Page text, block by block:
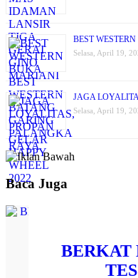
BEST
Selasa, April 19,
JAGA
Selasa, April 19,
Baca Juga
BERKAT